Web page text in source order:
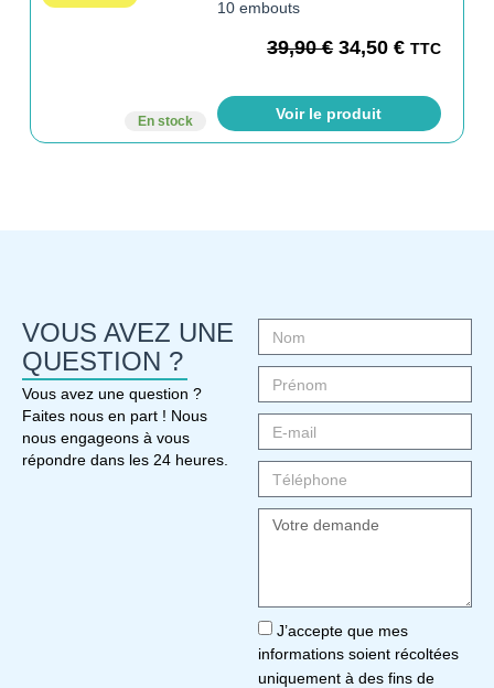
En stock
10 embouts
39,90€ 34,50€ TTC
Voir le produit
VOUS AVEZ UNE
QUESTION ?
Vous avez une question ?
Faites nous en part ! Nous
nous engageons à vous
répondre dans les 24 heures.
J’accepte que mes
informations soient récoltées
uniquement à des fins de